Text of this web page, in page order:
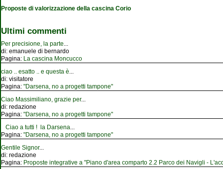
Proposte di valorizzazione della cascina Corio
Ultimi commenti
Per precisione, la parte
di: emanuele di bernardo
Pagina: La cascina Moncucco
ciao .. esatto .. e questa è
di: visitatore
Pagina: "Darsena, no a progetti tampone"
Ciao Massimiliano, grazie per...
di: redazione
Pagina: "Darsena, no a progetti tampone"
Ciao a tutti ! la Darsena
Pagina: "Darsena, no a progetti tampone"
Gentile Signor...
di: redazione
Pagina: Proposte integrative a "Piano d'area comparto 2.2 Parco dei Navigli -